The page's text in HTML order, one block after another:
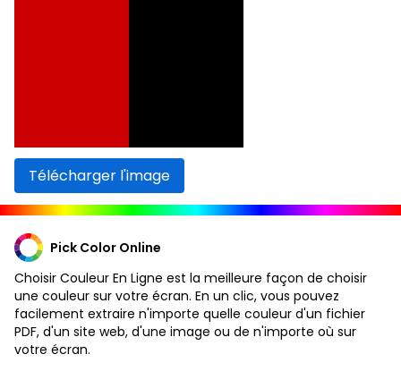
Télécharger l'image
Pick Color Online
Choisir Couleur En Ligne est la meilleure façon de choisir
une couleur sur votre écran. En un clic, vous pouvez
facilement extraire n'importe quelle couleur d'un fichier
PDF, d'un site web, d'une image ou de n'importe où sur
votre écran.